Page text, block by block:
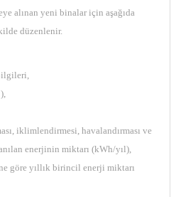
alınan yeni binalar için aşağıda
düzenlenir.
iklimlendirmesi, havalandırması ve
enerjinin miktarı (kWh/yıl),
göre yıllık birincil enerji miktarı